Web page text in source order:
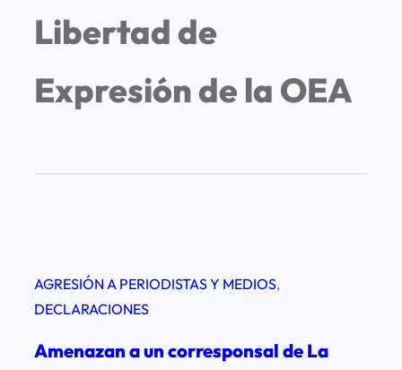
Libertad de
Expresión de la OEA
AGRESIÓN A PERIODISTAS Y MEDIOS
DECLARACIONES
Amenazan a un corresponsal de La